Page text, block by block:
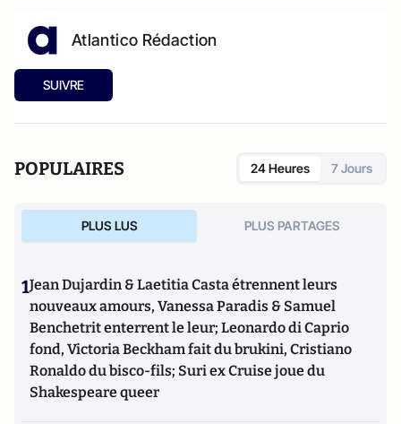
Atlantico Rédaction
SUIVRE
POPULAIRES 24 Heures 7 Jours
PLUS LUS PLUS PARTAGES
1Jean Dujardin & Laetitia Casta étrennent leurs
nouveaux amours, Vanessa Paradis & Samuel
Benchetrit enterrent le leur; Leonardo di Caprio
fond, Victoria Beckham fait du brukini, Cristiano
Ronaldo du bisco-fils; Suri ex Cruise joue du
Shakespeare queer